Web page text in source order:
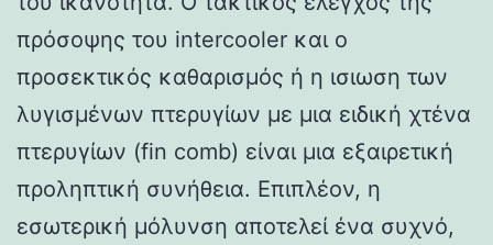
πρόσοψης του intercooler και ο
προσεκτικός καθαρισμός ή η ισιωση των
λυγισμένων πτερυγίων με μια ειδική χτένα
πτερυγίων (fin comb) είναι μια εξαιρετική
προληπτική συνήθεια. Επιπλέον, η
εσωτερική μόλυνση αποτελεί ένα συχνό,